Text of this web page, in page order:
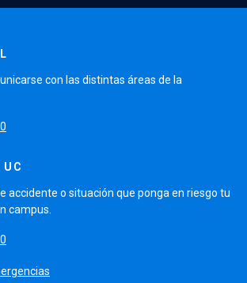
con las distintas áreas de la
UC
accidente o situación que ponga en riesgo tu
campus.